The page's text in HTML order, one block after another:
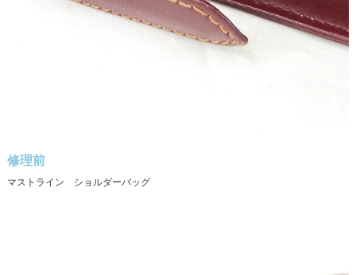
修理前
マストライン ショルダーバッグ